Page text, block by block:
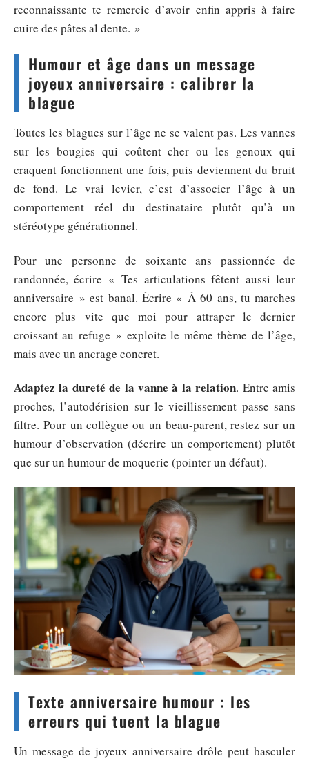
reconnaissante te remercie d’avoir enfin appris à faire
cuire des pâtes al dente. »
Humour et âge dans un message
joyeux anniversaire : calibrer la
blague
Toutes les blagues sur l’âge ne se valent pas. Les vannes
sur les bougies qui coûtent cher ou les genoux qui
craquent fonctionnent une fois, puis deviennent du bruit
de fond. Le vrai levier, c’est d’associer l’âge à un
comportement réel du destinataire plutôt qu’à un
stéréotype générationnel.
Pour une personne de soixante ans passionnée de
randonnée, écrire « Tes articulations fêtent aussi leur
anniversaire » est banal. Écrire « À 60 ans, tu marches
encore plus vite que moi pour attraper le dernier
croissant au refuge » exploite le même thème de l’âge,
mais avec un ancrage concret.
Adaptez la dureté de la vanne à la relation. Entre amis
proches, l’autodérision sur le vieillissement passe sans
filtre. Pour un collègue ou un beau-parent, restez sur un
humour d’observation (décrire un comportement) plutôt
que sur un humour de moquerie (pointer un défaut).
Texte anniversaire humour : les
erreurs qui tuent la blague
Un message de joyeux anniversaire drôle peut basculer